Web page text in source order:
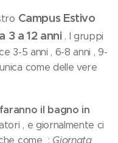
Campus Estivo
3 a 12 anni . I gruppi
3-5 anni , 6-8 anni , 9-
come delle vere
il bagno in
, e giornalmente ci
come : Giornata